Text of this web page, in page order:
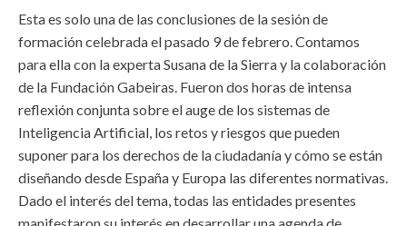
Esta es solo una de las conclusiones de la sesión de
formación celebrada el pasado 9 de febrero. Contamos
para ella con la experta Susana de la Sierra y la colaboración
de la Fundación Gabeiras. Fueron dos horas de intensa
reflexión conjunta sobre el auge de los sistemas de
Inteligencia Artificial, los retos y riesgos que pueden
suponer para los derechos de la ciudadanía y cómo se están
diseñando desde España y Europa las diferentes normativas.
Dado el interés del tema, todas las entidades presentes